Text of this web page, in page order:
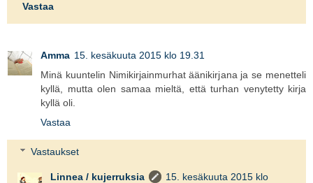
Vastaa
Amma 15. kesäkuuta 2015 klo 19.31
Minä kuuntelin Nimikirjainmurhat äänikirjana ja se menetteli
kyllä, mutta olen samaa mieltä, että turhan venytetty kirja
kyllä oli.
Vastaa
Vastaukset
Linnea / kujerruksia
15. kesäkuuta 2015 klo